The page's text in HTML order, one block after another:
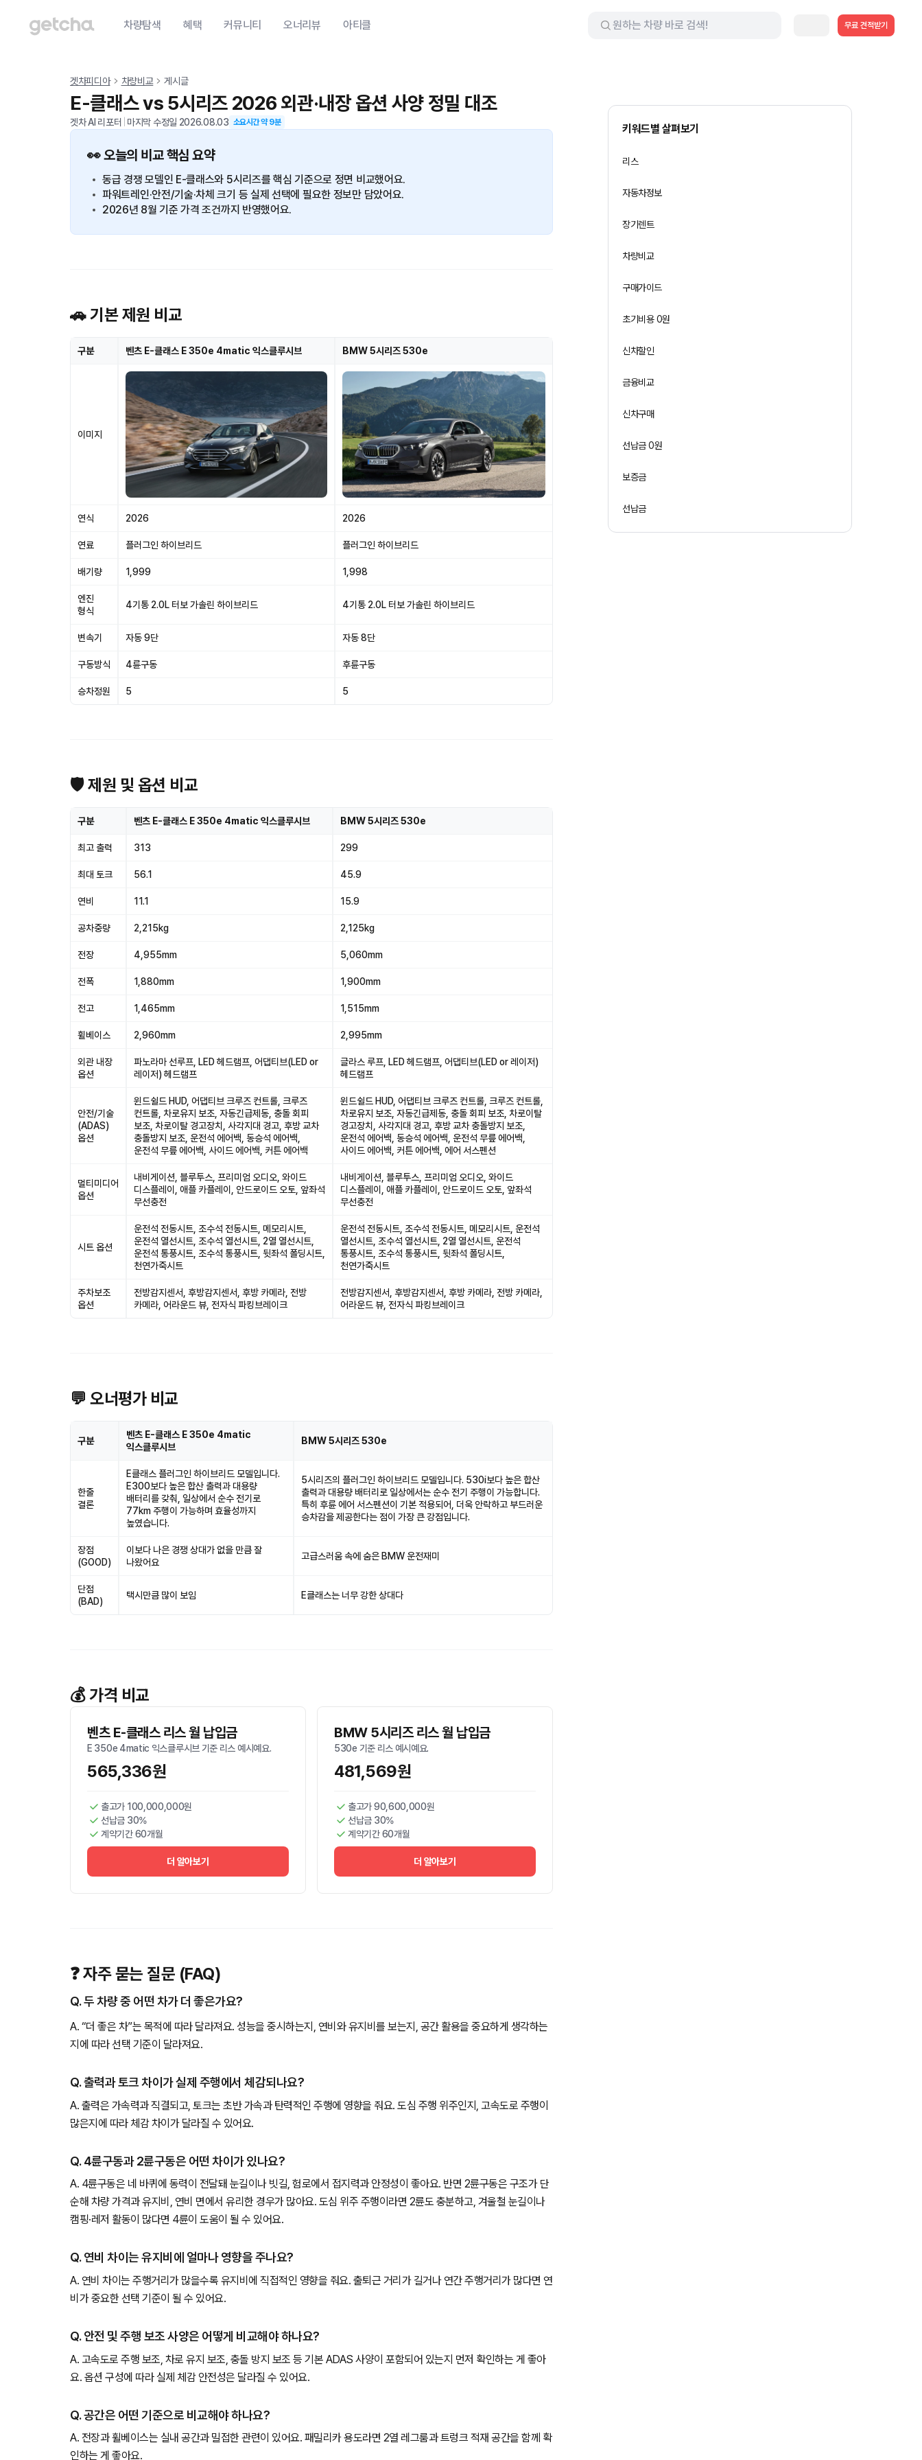
차량탐색 혜택 커뮤니티 오너리뷰 아티클 무료 견적받기
겟차피디아 차량비교 게시글
E-클래스 vs 5시리즈 2026 외관·내장 옵션 사양 정밀 대조
겟차 AI 리포터 마지막 수정일 2026.08.03 소요시간 약9분
👀 오늘의 비교 핵심 요약
동급 경쟁 모델인 E-클래스와 5시리즈를 핵심 기준으로 정면 비교했어요.
파워트레인·안전/기술·차체 크기 등 실제 선택에 필요한 정보만 담았어요.
2026년 8월 기준 가격 조건까지 반영했어요.
🚗 기본 제원 비교
구분 벤츠 E-클래스 E 350e 4matic 익스클루시브 BMW 5시리즈 530e
이미지
연식 2026 2026
연료 플러그인 하이브리드 플러그인 하이브리드
배기량 1,999 1,998
엔진
형식
4기통 2.0L 터보 가솔린 하이브리드 4기통 2.0L 터보 가솔린 하이브리드
변속기 자동 9단 자동 8단
구동방식 4륜구동 후륜구동
승차정원 5 5
🛡 제원 및 옵션 비교
구분 벤츠 E-클래스 E 350e 4matic 익스클루시브 BMW 5시리즈 530e
최고 출력 313 299
최대 토크 56.1 45.9
연비 11.1 15.9
공차중량 2,215kg 2,125kg
전장 4,955mm 5,060mm
전폭 1,880mm 1,900mm
전고 1,465mm 1,515mm
휠베이스 2,960mm 2,995mm
외관 내장
옵션
파노라마 선루프, LED 헤드램프, 어댑티브(LED or
레이저) 헤드램프
글라스 루프, LED 헤드램프, 어댑티브(LED or 레이저)
헤드램프
안전/기술
(ADAS)
옵션
윈드쉴드 HUD, 어댑티브 크루즈 컨트롤, 크루즈
컨트롤, 차로유지 보조, 자동긴급제동, 충돌 회피
보조, 차로이탈 경고장치, 사각지대 경고, 후방 교차
충돌방지 보조, 운전석 에어백, 동승석 에어백,
운전석 무릎 에어백, 사이드 에어백, 커튼 에어백
윈드쉴드 HUD, 어댑티브 크루즈 컨트롤, 크루즈 컨트롤,
차로유지 보조, 자동긴급제동, 충돌 회피 보조, 차로이탈
경고장치, 사각지대 경고, 후방 교차 충돌방지 보조,
운전석 에어백, 동승석 에어백, 운전석 무릎 에어백,
사이드 에어백, 커튼 에어백, 에어 서스펜션
멀티미디어
옵션
내비게이션, 블루투스, 프리미엄 오디오, 와이드
디스플레이, 애플 카플레이, 안드로이드 오토, 앞좌석
무선충전
내비게이션, 블루투스, 프리미엄 오디오, 와이드
디스플레이, 애플 카플레이, 안드로이드 오토, 앞좌석
무선충전
시트 옵션
운전석 전동시트, 조수석 전동시트, 메모리시트,
운전석 열선시트, 조수석 열선시트, 2열 열선시트,
운전석 통풍시트, 조수석 통풍시트, 뒷좌석 폴딩시트,
천연가죽시트
운전석 전동시트, 조수석 전동시트, 메모리시트, 운전석
열선시트, 조수석 열선시트, 2열 열선시트, 운전석
통풍시트, 조수석 통풍시트, 뒷좌석 폴딩시트,
천연가죽시트
주차보조
옵션
전방감지센서, 후방감지센서, 후방 카메라, 전방
카메라, 어라운드 뷰, 전자식 파킹브레이크
전방감지센서, 후방감지센서, 후방 카메라, 전방 카메라,
어라운드 뷰, 전자식 파킹브레이크
💬 오너평가 비교
구분
벤츠 E-클래스 E 350e 4matic
익스클루시브
BMW 5시리즈 530e
한줄
결론
E클래스 플러그인 하이브리드 모델입니다.
E300보다 높은 합산 출력과 대용량
배터리를 갖춰, 일상에서 순수 전기로
77km 주행이 가능하며 효율성까지
높였습니다.
5시리즈의 플러그인 하이브리드 모델입니다. 530i보다 높은 합산
출력과 대용량 배터리로 일상에서는 순수 전기 주행이 가능합니다.
특히 후륜 에어 서스펜션이 기본 적용되어, 더욱 안락하고 부드러운
승차감을 제공한다는 점이 가장 큰 강점입니다.
장점
(GOOD)
이보다 나은 경쟁 상대가 없을 만큼 잘
나왔어요
고급스러움 속에 숨은 BMW 운전재미
단점
(BAD)
택시만큼 많이 보임 E클래스는 너무 강한 상대다
💰 가격 비교
벤츠 E-클래스 리스 월 납입금
E 350e 4matic 익스클루시브 기준 리스 예시예요.
565,336원
출고가 100,000,000원
선납금 30%
계약기간 60개월
더 알아보기
BMW 5시리즈 리스 월 납입금
530e 기준 리스 예시예요.
481,569원
출고가 90,600,000원
선납금 30%
계약기간 60개월
더 알아보기
❓ 자주 묻는 질문 (FAQ)
Q. 두 차량 중 어떤 차가 더 좋은가요?
A. “더 좋은 차”는 목적에 따라 달라져요. 성능을 중시하는지, 연비와 유지비를 보는지, 공간 활용을 중요하게 생각하는
지에 따라 선택 기준이 달라져요.
Q. 출력과 토크 차이가 실제 주행에서 체감되나요?
A. 출력은 가속력과 직결되고, 토크는 초반 가속과 탄력적인 주행에 영향을 줘요. 도심 주행 위주인지, 고속도로 주행이
많은지에 따라 체감 차이가 달라질 수 있어요.
Q. 4륜구동과 2륜구동은 어떤 차이가 있나요?
A. 4륜구동은 네 바퀴에 동력이 전달돼 눈길이나 빗길, 험로에서 접지력과 안정성이 좋아요. 반면 2륜구동은 구조가 단
순해 차량 가격과 유지비, 연비 면에서 유리한 경우가 많아요. 도심 위주 주행이라면 2륜도 충분하고, 겨울철 눈길이나
캠핑·레저 활동이 많다면 4륜이 도움이 될 수 있어요.
Q. 연비 차이는 유지비에 얼마나 영향을 주나요?
A. 연비 차이는 주행거리가 많을수록 유지비에 직접적인 영향을 줘요. 출퇴근 거리가 길거나 연간 주행거리가 많다면 연
비가 중요한 선택 기준이 될 수 있어요.
Q. 안전 및 주행 보조 사양은 어떻게 비교해야 하나요?
A. 고속도로 주행 보조, 차로 유지 보조, 충돌 방지 보조 등 기본 ADAS 사양이 포함되어 있는지 먼저 확인하는 게 좋아
요. 옵션 구성에 따라 실제 체감 안전성은 달라질 수 있어요.
Q. 공간은 어떤 기준으로 비교해야 하나요?
A. 전장과 휠베이스는 실내 공간과 밀접한 관련이 있어요. 패밀리카 용도라면 2열 레그룸과 트렁크 적재 공간을 함께 확
인하는 게 좋아요.
키워드별 살펴보기
리스
자동차정보
장기렌트
차량비교
구매가이드
초기비용 0원
신차할인
금융비교
신차구매
선납금 0원
보증금
선납금